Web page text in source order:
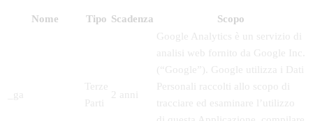
Nome Tipo Scadenza Scopo
_ga
Terze
Parti
2 anni
Google Analytics è un servizio di
analisi web fornito da Google Inc.
(“Google”). Google utilizza i Dati
Personali raccolti allo scopo di
tracciare ed esaminare l’utilizzo